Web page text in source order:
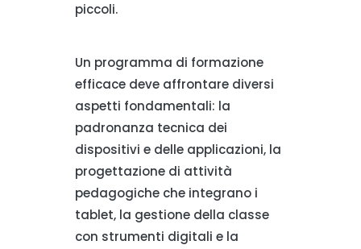
piccoli.
Un programma di formazione
efficace deve affrontare diversi
aspetti fondamentali: la
padronanza tecnica dei
dispositivi e delle applicazioni, la
progettazione di attività
pedagogiche che integrano i
tablet, la gestione della classe
con strumenti digitali e la